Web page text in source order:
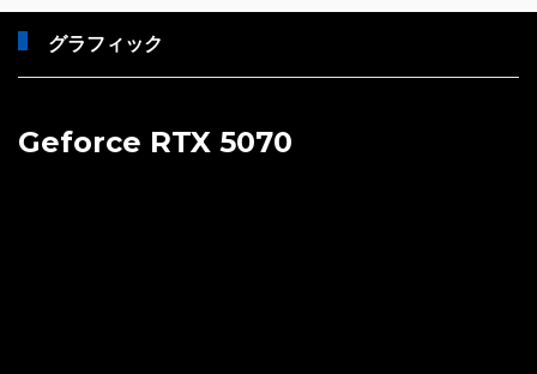
グラフィック
Geforce RTX 5070